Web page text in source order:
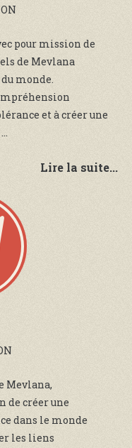
pour mission de
de Mevlana
monde.
et à créer une
Lire la suite...
Mevlana,
de créer une
dans le monde
les liens